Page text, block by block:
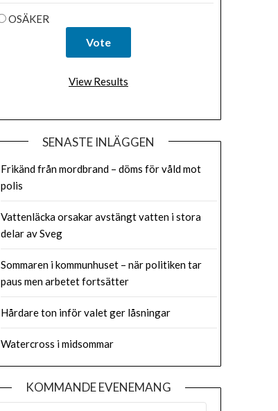
OSÄKER
View Results
SENASTE INLÄGGEN
Frikänd från mordbrand – döms för våld mot
polis
Vattenläcka orsakar avstängt vatten i stora
delar av Sveg
Sommaren i kommunhuset – när politiken tar
paus men arbetet fortsätter
Hårdare ton inför valet ger låsningar
Watercross i midsommar
KOMMANDE EVENEMANG